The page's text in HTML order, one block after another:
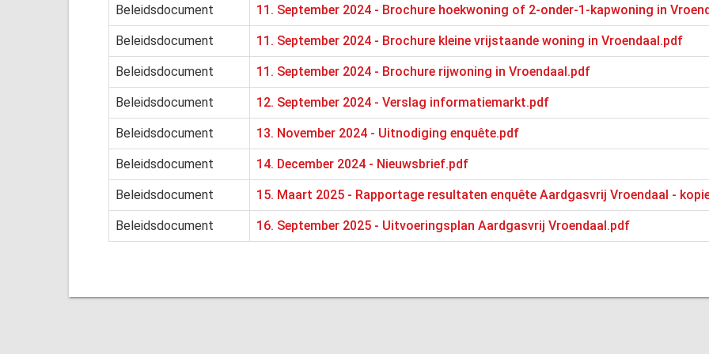
Beleidsdocument 11. September 2024 - Brochure hoekwoning of 2-onder-1-kapwoning in
Beleidsdocument 11. September 2024 - Brochure kleine vrijstaande woning in Vroendaal.pdf
Beleidsdocument 11. September 2024 - Brochure rijwoning in Vroendaal.pdf
Beleidsdocument 12. September 2024 - Verslag informatiemarkt.pdf
Beleidsdocument 13. November 2024 - Uitnodiging enquête.pdf
Beleidsdocument 14. December 2024 - Nieuwsbrief.pdf
Beleidsdocument 15. Maart 2025 - Rapportage resultaten enquête Aardgasvrij Vroendaal -
Beleidsdocument 16. September 2025 - Uitvoeringsplan Aardgasvrij Vroendaal.pdf